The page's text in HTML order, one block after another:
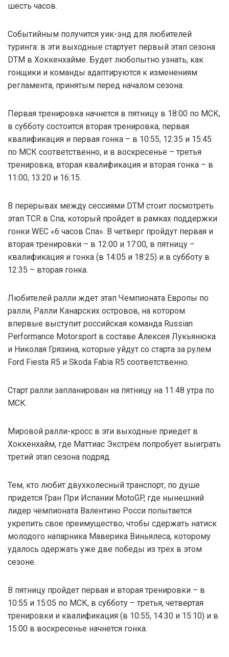
шесть часов.
Событийным получится уик-энд для любителей
туринга: в эти выходные стартует первый этап сезона
DTM в Хоккенхайме. Будет любопытно узнать, как
гонщики и команды адаптируются к изменениям
регламента, принятым перед началом сезона.
Первая тренировка начнется в пятницу в 18:00 по МСК,
в субботу состоится вторая тренировка, первая
квалификация и первая гонка – в 10:55, 12:35 и 15:45
по МСК соответственно, и в воскресенье – третья
тренировка, вторая квалификация и вторая гонка – в
11:00, 13:20 и 16:15.
В перерывах между сессиями DTM стоит посмотреть
этап TCR в Спа, который пройдет в рамках поддержки
гонки WEC «6 часов Спа». В четверг пройдут первая и
вторая тренировки – в 12:00 и 17:00, в пятницу –
квалификация и гонка (в 14:05 и 18:25) и в субботу в
12:35 – вторая гонка.
Любителей ралли ждет этап Чемпионата Европы по
ралли, Ралли Канарских островов, на котором
впервые выступит российская команда Russian
Performance Motorsport в составе Алексея Лукьянюка
и Николая Грязина, которые уйдут со старта за рулем
Ford Fiesta R5 и Skoda Fabia R5 соответственно.
Старт ралли запланирован на пятницу на 11:48 утра по
МСК.
Мировой ралли-кросс в эти выходные приедет в
Хоккенхайм, где Маттиас Экстрём попробует выиграть
третий этап сезона подряд.
Тем, кто любит двухколесный транспорт, по душе
придется Гран При Испании MotoGP, где нынешний
лидер чемпионата Валентино Росси попытается
укрепить свое преимущество, чтобы сдержать натиск
молодого напарника Маверика Виньялеса, которому
удалось одержать уже две победы из трех в этом
сезоне.
В пятницу пройдет первая и вторая тренировки – в
10:55 и 15:05 по МСК, в субботу – третья, четвертая
тренировки и квалификация (в 10:55, 14:30 и 15:10) и в
15:00 в воскресенье начнется гонка.